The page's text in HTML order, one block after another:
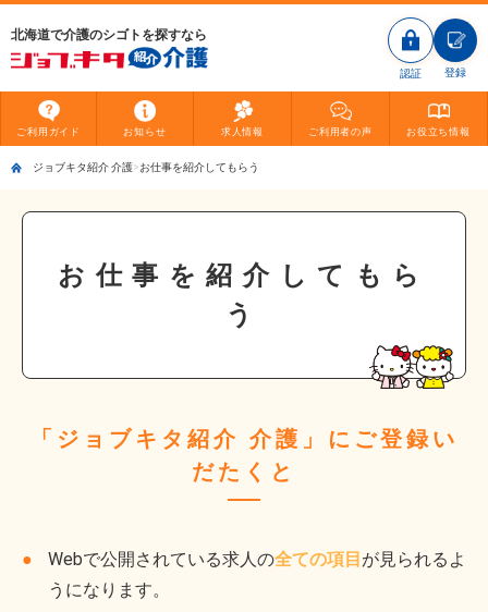
北海道で介護のシゴトを探すなら
認証 登録
ご利用 ガイド お知らせ 求人情報 ご利用者の声 お役立ち情報
ジョブキタ紹介 介護 お仕事を紹介してもらう
お仕事を紹介してもら
う
「ジョブキタ紹介 介護」にご登録い
だたくと
Webで公開されている求人の全ての項目 が見られるよ
うになります。